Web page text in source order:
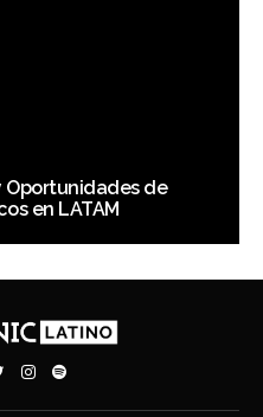
Oportunidades de
en LATAM